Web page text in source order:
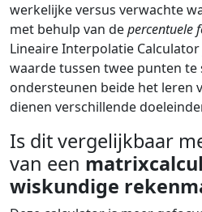
werkelijke versus verwachte
met behulp van depercentuele
Lineaire Interpolatie
waarde tussen twee punten te
ondersteunen beide het leren
dienen verschillende
Is dit vergelijkbaar
van een
wiskundige